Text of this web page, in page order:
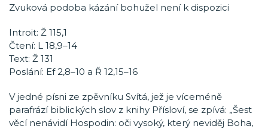
Zvuková podoba kázání bohužel není k dispozici
Introit: Ž 115,1
Čtení: L 18,9–14
Text: Ž 131
Poslání: Ef 2,8–10 a Ř 12,15–16
V jedné písni ze zpěvníku Svítá, jež je víceméně
parafrází biblických slov z knihy Přísloví, se zpívá: „Šest
věcí nenávidí Hospodin: oči vysoký, který neviděj Boha,